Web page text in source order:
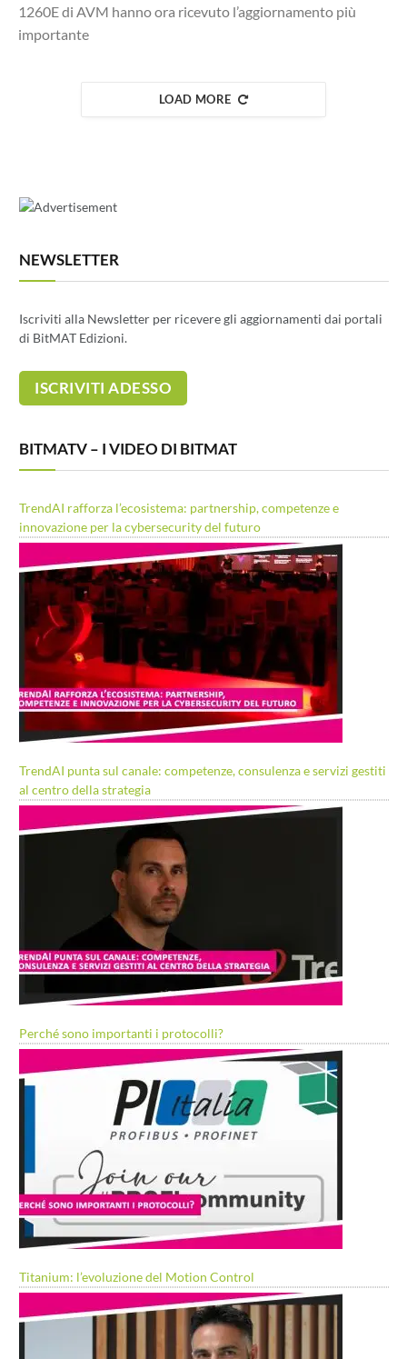
1260E di AVM hanno ora ricevuto l’aggiornamento più
importante
LOAD MORE
NEWSLETTER
Iscriviti alla Newsletter per ricevere gli aggiornamenti dai portali
di BitMAT Edizioni.
BITMATV – I VIDEO DI BITMAT
TrendAI rafforza l’ecosistema: partnership, competenze e
innovazione per la cybersecurity del futuro
TrendAI punta sul canale: competenze, consulenza e servizi gestiti
al centro della strategia
Perché sono importanti i protocolli?
Titanium: l’evoluzione del Motion Control